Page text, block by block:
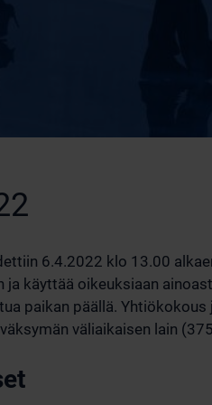
6.4.2022 klo 13.00
käyttää oikeuksiaan
paikan päällä.
väliaikaisen lain